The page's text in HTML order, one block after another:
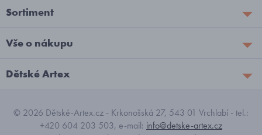
Sortiment
Vše o nákupu
Dětské Artex
© 2026 Dětské-Artex.cz - Krkonošská 27, 543 01 Vrchlabí - tel.:
+420 604 203 503, e-mail: info@detske-artex.cz